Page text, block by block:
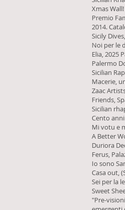
Xmas
Premio
2014.
Sicily
Noi per le
Elia, 2025
Palermo
Sicilian
Macerie,
Zaac
Friends,
Sicilian
Cento
Mi votu e
A Better
Duriora
Ferus,
Io sono
Casa out,
Sei per la
Sweet
"Pre-